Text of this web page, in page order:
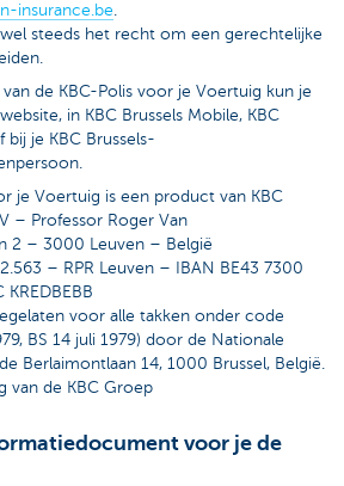
insurance.be.
steeds het recht om een gerechtelijke
de KBC-Polis voor je Voertuig kun je
in KBC Brussels Mobile, KBC
bij je KBC Brussels-
je Voertuig is een product van KBC
– Professor Roger Van
2 – 3000 Leuven – België
– RPR Leuven – IBAN BE43 7300
voor alle takken onder code
BS 14 juli 1979) door de Nationale
Berlaimontlaan 14, 1000 Brussel, België.
van de KBC Groep
voor je de